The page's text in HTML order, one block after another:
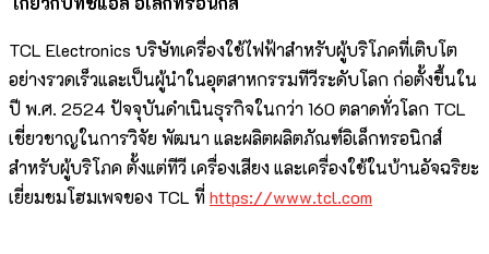
TCL Electronics บริษัทเครื่องใช้ไฟฟ้าสำหรับผู้บริโภคที่เติบโต
อย่างรวดเร็วและเป็นผู้นำในอุตสาหกรรมทีวีระดับโลก ก่อตั้งขึ้นใน
ปี พ.ศ. 2524 ปัจจุบันดำเนินธุรกิจในกว่า 160 ตลาดทั่วโลก TCL
เชี่ยวชาญในการวิจัย พัฒนา และผลิตผลิตภัณฑ์อิเล็กทรอนิกส์
สำหรับผู้บริโภค ตั้งแต่ทีวี เครื่องเสียง และเครื่องใช้ในบ้านอัจฉริยะ
เยี่ยมชมโฮมเพจของ TCL ที่https://www.tcl.com